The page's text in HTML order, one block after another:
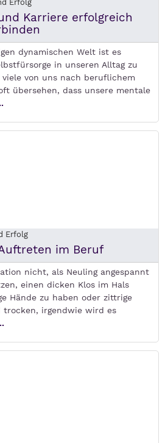
Erfolg
Karriere erfolgreich
dynamischen Welt ist es
in unseren Alltag zu
von uns nach beruflichem
übersehen, dass unsere mentale
Erfolg
im Beruf
nicht, als Neuling angespannt
einen dicken Klos im Hals
Hände zu haben oder zittrige
trocken, irgendwie wird es